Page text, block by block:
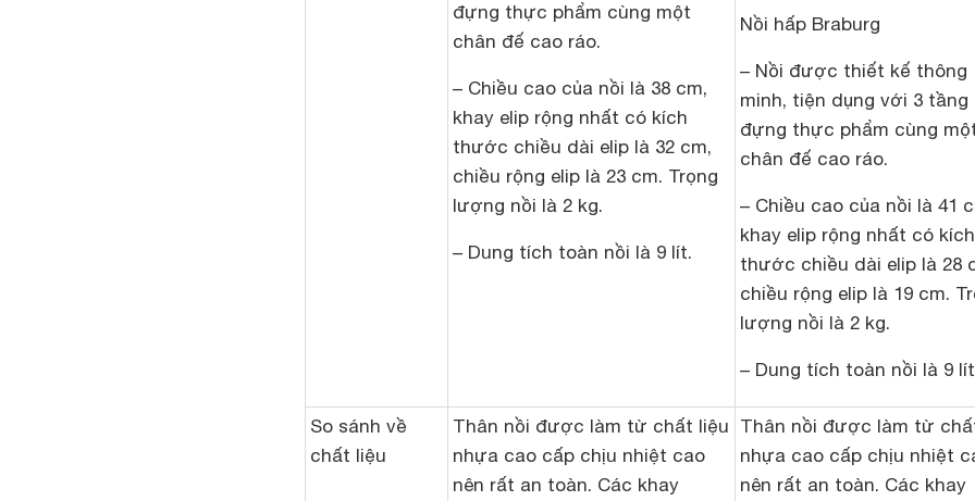
đựng thực phẩm cùng một
chân đế cao ráo.
– Chiều cao của nồi là 38 cm,
khay elip rộng nhất có kích
thước chiều dài elip là 32 cm,
chiều rộng elip là 23 cm. Trọng
lượng nồi là 2 kg.
– Dung tích toàn nồi là 9 lít.
Nồi hấp Braburg
– Nồi được thiết kế thông
minh, tiện dụng với 3 tầng
đựng thực phẩm cùng
chân đế cao ráo.
– Chiều cao của nồi là 41
khay elip rộng nhất có kích
thước chiều dài elip là 28
chiều rộng elip là 19 cm.
lượng nồi là 2 kg.
– Dung tích toàn nồi là 9
So sánh về
chất liệu
Thân nồi được làm từ chất liệu
nhựa cao cấp chịu nhiệt cao
nên rất an toàn. Các khay
Thân nồi được làm từ
nhựa cao cấp chịu nhiệt
nên rất an toàn. Các khay